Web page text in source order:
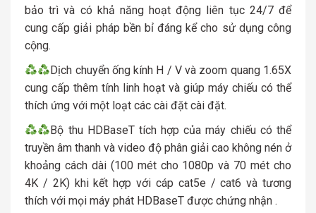
bảo trì và có khả năng hoạt động liên tục 24/7 để
cung cấp giải pháp bền bỉ đáng kể cho sử dụng công
cộng.
Dịch chuyển ống kính H / V và zoom quang 1.65X
cung cấp thêm tính linh hoạt và giúp máy chiếu có thể
thích ứng với một loạt các cài đặt cài đặt.
Bộ thu HDBaseT tích hợp của máy chiếu có thể
truyền âm thanh và video độ phân giải cao không nén ở
khoảng cách dài (100 mét cho 1080p và 70 mét cho
4K / 2K) khi kết hợp với cáp cat5e / cat6 và tương
thích với mọi máy phát HDBaseT được chứng nhận .